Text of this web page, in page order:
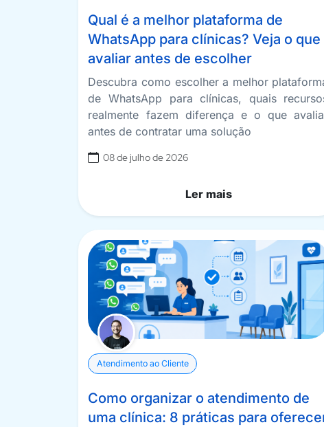
Qual é a melhor plataforma de
WhatsApp para clínicas? Veja o que
avaliar antes de escolher
Descubra como escolher a melhor
de WhatsApp para clínicas, quais
realmente fazem diferença e o que
antes de contratar uma solução
08 de julho de 2026
Ler mais
Atendimento ao Cliente
Como organizar o atendimento de
uma clínica: 8 práticas para